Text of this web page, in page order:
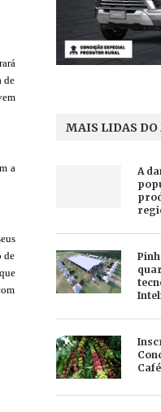
de
a
de
MAIS LIDAS DO
A